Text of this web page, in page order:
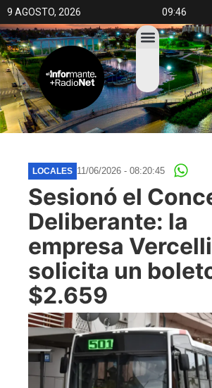
9 AGOSTO, 2026 09:46
LOCALES 11/06/2026 - 08:20:45
Sesionó el
Deliberante: la
empresa Vercelli
solicita un
$2.659